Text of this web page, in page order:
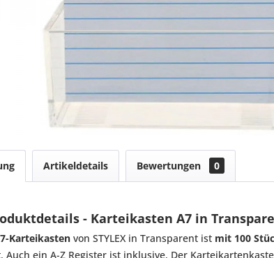
Artikeldetails Bewertungen 0
- Karteikasten A7 in
Karteikasten von STYLEX in Transparent ist mit 100
Auch ein A-Z Register ist inklusive. Der